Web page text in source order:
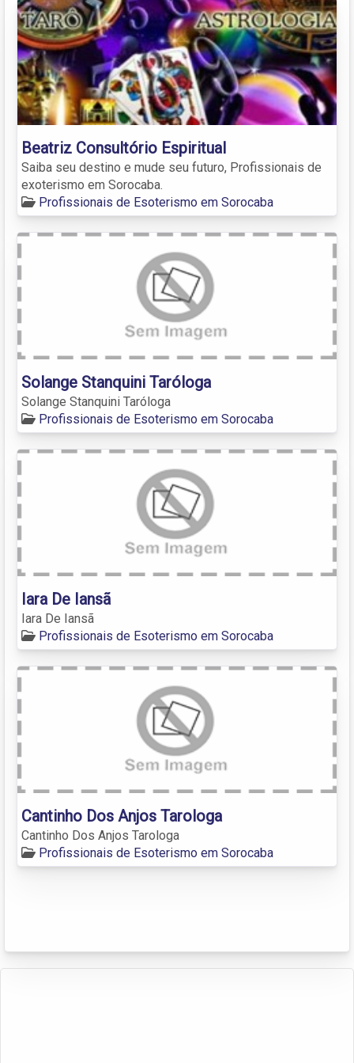
Beatriz Consultório Espiritual
Saiba seu destino e mude seu futuro, Profissionais de
exoterismo em Sorocaba.
Profissionais de Esoterismo em Sorocaba
Solange Stanquini Taróloga
Solange Stanquini Taróloga
Profissionais de Esoterismo em Sorocaba
Iara De Iansã
Iara De Iansã
Profissionais de Esoterismo em Sorocaba
Cantinho Dos Anjos Tarologa
Cantinho Dos Anjos Tarologa
Profissionais de Esoterismo em Sorocaba